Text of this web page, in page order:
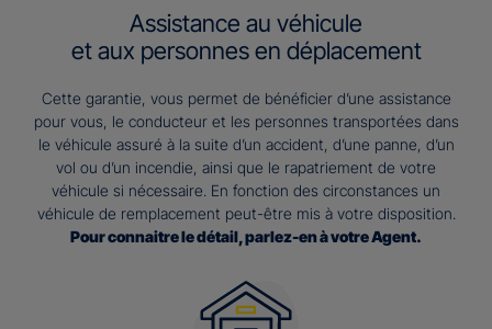
Assistance au véhicule
et aux personnes en déplacement
Cette garantie, vous permet de bénéficier d’une assistance
pour vous, le conducteur et les personnes transportées dans
le véhicule assuré à la suite d’un accident, d’une panne, d’un
vol ou d’un incendie, ainsi que le rapatriement de votre
véhicule si nécessaire. En fonction des circonstances un
véhicule de remplacement peut-être mis à votre disposition.
Pour connaitre le détail, parlez-en à votre Agent.